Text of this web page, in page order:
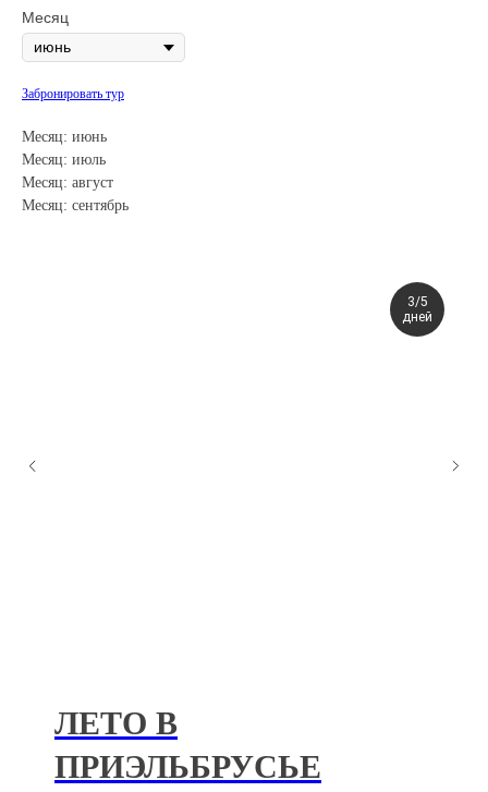
Месяц
Забронировать тур
Месяц: июнь
Месяц: июль
Месяц: август
Месяц: сентябрь
3/5
дней
ЛЕТО В
ПРИЭЛЬБРУСЬЕ